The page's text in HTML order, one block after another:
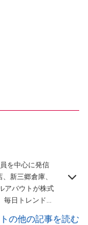
を中心に発信
新三郷倉庫、
アバウトが株式
日トレンド情
の他の記事を読む